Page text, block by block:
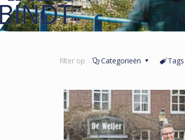
filter op Categorieën Tags